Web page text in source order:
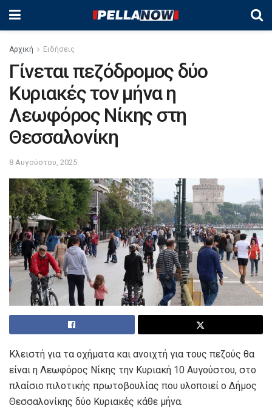
Αρχική Ειδήσεις
Γίνεται πεζόδρομος δύο
Κυριακές τον μήνα η
Λεωφόρος Νίκης στη
Θεσσαλονίκη
8 Αυγούστου, 2025
Κλειστή για τα οχήματα και ανοιχτή για τους πεζούς θα
είναι η Λεωφόρος Νίκης την Κυριακή 10 Αυγούστου, στο
πλαίσιο πιλοτικής πρωτοβουλίας που υλοποιεί ο Δήμος
Θεσσαλονίκης δύο Κυριακές κάθε μήνα.